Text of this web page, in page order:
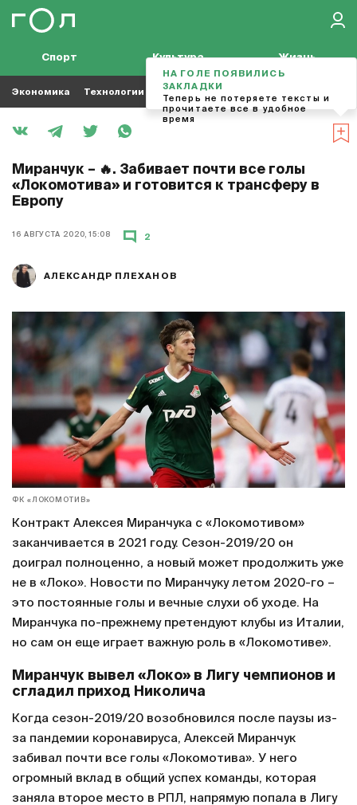
Спорт Культура Жизнь
Экономика Технологии Кино Футбол
Миранчук – 🔥. Забивает почти все голы
«Локомотива» и готовится к трансферу в
Европу
16 АВГУСТА 2020, 15:08
АЛЕКСАНДР ПЛЕХАНОВ
2
ФК «ЛОКОМОТИВ»
Контракт Алексея Миранчука с «Локомотивом»
заканчивается в 2021 году. Сезон-2019/20 он
доиграл полноценно, а новый может продолжить уже
не в «Локо». Новости по Миранчуку летом 2020-го –
это постоянные голы и вечные слухи об уходе. На
Миранчука по-прежнему претендуют клубы из Италии,
но сам он еще играет важную роль в «Локомотиве».
Миранчук вывел «Локо» в Лигу чемпионов и
сгладил приход Николича
Когда сезон-2019/20 возобновился после паузы из-
за пандемии коронавируса, Алексей Миранчук
забивал почти все голы «Локомотива». У него
огромный вклад в общий успех команды, которая
заняла второе место в РПЛ, напрямую попала в Лигу
НА ГОЛЕ ПОЯВИЛИСЬ
ЗАКЛАДКИ
Теперь не потеряете тексты и
прочитаете все в удобное
время